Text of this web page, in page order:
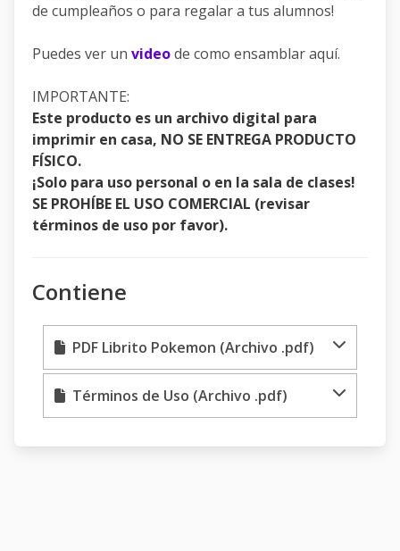
de cumpleaños o para regalar a tus alumnos!
Puedes ver un videode como ensamblar aquí.
IMPORTANTE:
Este producto es un archivo digital para
imprimir en casa, NO SE ENTREGA PRODUCTO
FÍSICO.
¡Solo para uso personal o en la sala de clases!
SE PROHÍBE EL USO COMERCIAL (revisar
términos de uso por favor).
Contiene
PDF Librito Pokemon (Archivo .pdf)
Términos de Uso (Archivo .pdf)